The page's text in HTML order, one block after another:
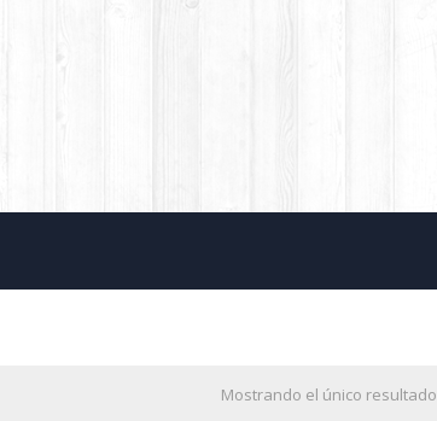
Mostrando el único resultado